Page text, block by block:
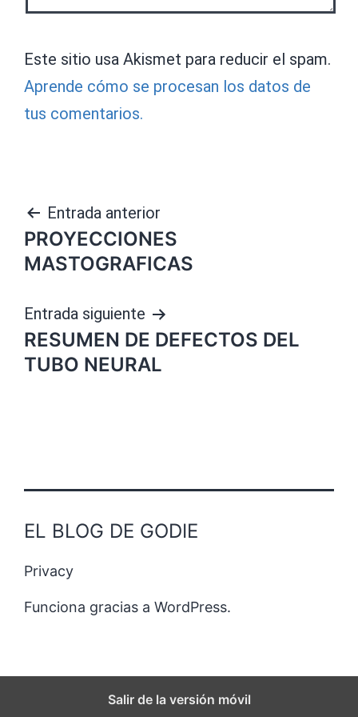
Este sitio usa Akismet para reducir el spam.
Aprende cómo se procesan los datos de
tus comentarios.
Navegación
de
Entrada anterior
PROYECCIONES
MASTOGRAFICAS
Entrada siguiente
RESUMEN DE DEFECTOS DEL
TUBO NEURAL
EL BLOG DE GODIE
Privacy
Funciona gracias a WordPress.
Salir de la versión móvil